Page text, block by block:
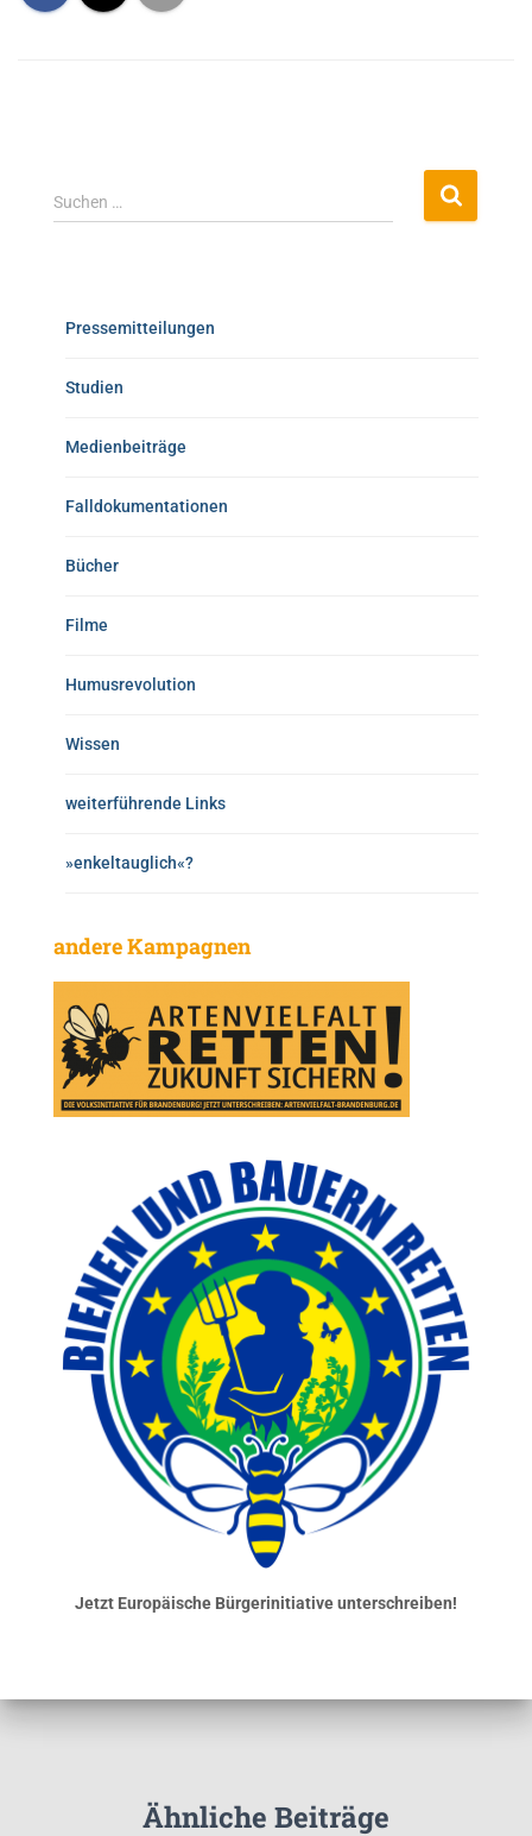
Suchen …
Pressemitteilungen
Studien
Medienbeiträge
Falldokumentationen
Bücher
Filme
Humusrevolution
Wissen
weiterführende Links
»enkeltauglich«?
andere Kampagnen
Jetzt Europäische Bürgerinitiative unterschreiben!
Ähnliche Beiträge